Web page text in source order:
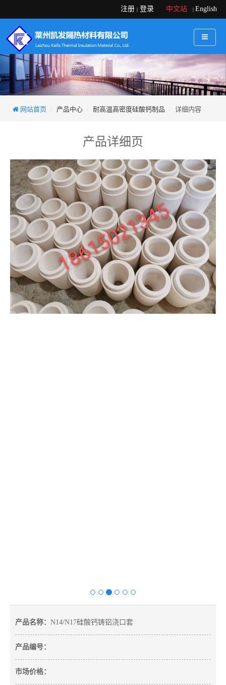
注册 | 登录 中文站 | English
网站首页 产品中心 耐高温高密度硅酸钙制品 详细内容
产品详细页
产品名称： N14/N17硅酸钙铸铝浇口套
产品编号：
市场价格：